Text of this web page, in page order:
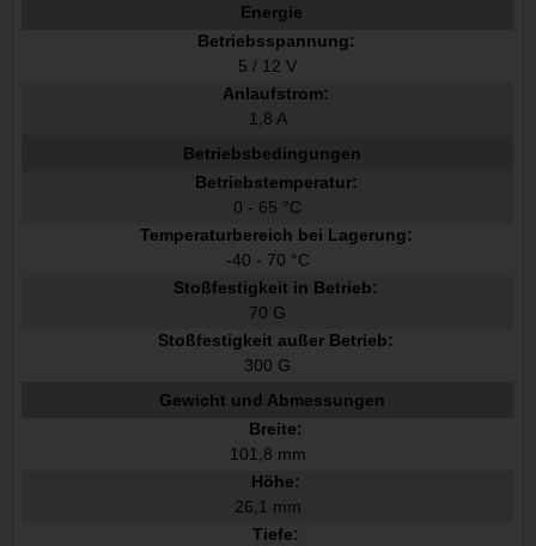
Energie
Betriebsspannung:
5 / 12 V
Anlaufstrom:
1,8 A
Betriebsbedingungen
Betriebstemperatur:
0 - 65 °C
Temperaturbereich bei Lagerung:
-40 - 70 °C
Stoßfestigkeit in Betrieb:
70 G
Stoßfestigkeit außer Betrieb:
300 G
Gewicht und Abmessungen
Breite:
101,8 mm
Höhe:
26,1 mm
Tiefe: